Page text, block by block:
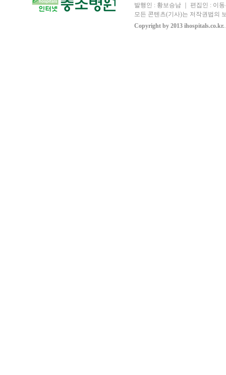
발행인 : 황보승남 ｜ 편집인 : 이
모든 콘텐츠(기사)는 저작권법의
Copyright by 2013 ihospitals.co.kr.